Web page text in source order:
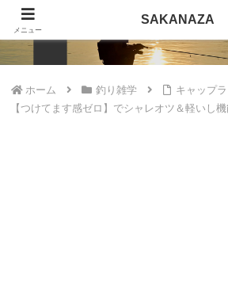
SAKANAZA
ホーム 釣り雑学
キャップ
【つけてます感ゼロ】でシャレオツ＆軽いし
メニュー
SAKANAZA